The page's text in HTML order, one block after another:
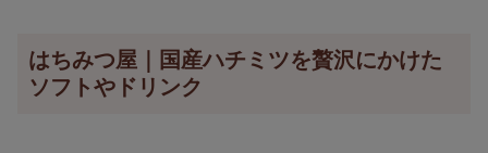
はちみつ屋｜国産ハチミツを贅沢にかけた
ソフトやドリンク